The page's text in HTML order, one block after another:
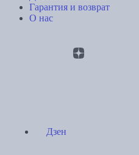
Гарантия и возврат
О нас
Дзен